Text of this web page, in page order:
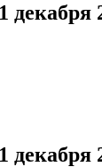
декабря
декабря